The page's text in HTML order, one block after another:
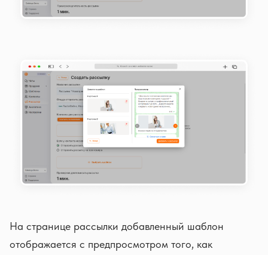
На странице рассылки добавленный шаблон
отображается с предпросмотром того, как